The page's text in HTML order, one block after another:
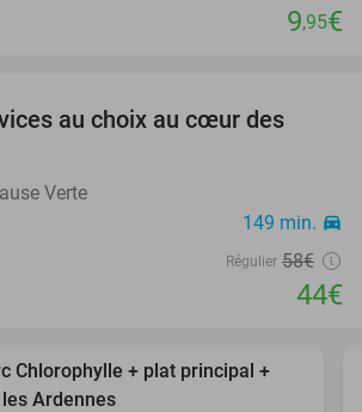
9,95€
au choix au cœur des
Verte
149 min. directions_car
Régulier 58€
44€
20%
Chlorophylle + plat principal +
Ardennes